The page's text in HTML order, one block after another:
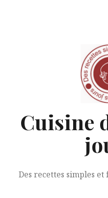
Cuisine
Des recettes simples